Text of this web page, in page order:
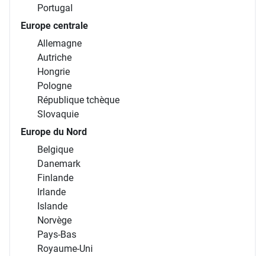
Portugal
Europe centrale
Allemagne
Autriche
Hongrie
Pologne
République tchèque
Slovaquie
Europe du Nord
Belgique
Danemark
Finlande
Irlande
Islande
Norvège
Pays-Bas
Royaume-Uni